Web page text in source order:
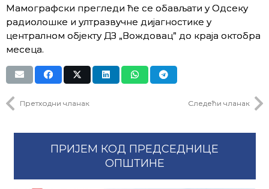
Мамографски прегледи ће се обављати у Одсеку
радиолошке и ултразвучне дијагностике у
централном објекту ДЗ „Вождовац” до краја октобра
месеца.
Претходни чланак Следећи чланак
ПРИЈЕМ КОД ПРЕДСЕДНИЦЕ
ОПШТИНЕ